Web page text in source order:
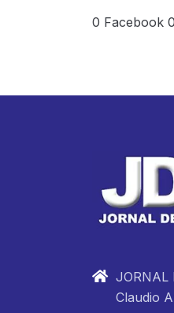
0 Facebook
JORNAL
Claudio